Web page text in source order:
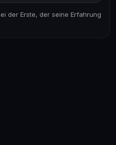
der Erste, der seine Erfahrung